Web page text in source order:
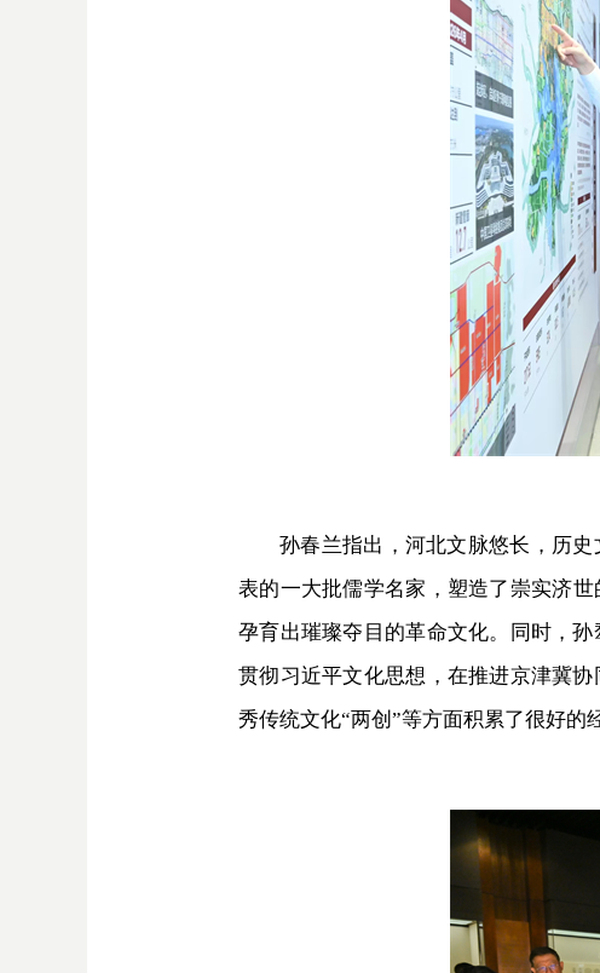
孙春兰指出，河北文脉悠长，历
表的一大批儒学名家，塑造了崇实济
孕育出璀璨夺目的革命文化。同时，
贯彻习近平文化思想，在推进京津冀
秀传统文化“两创”等方面积累了很好的